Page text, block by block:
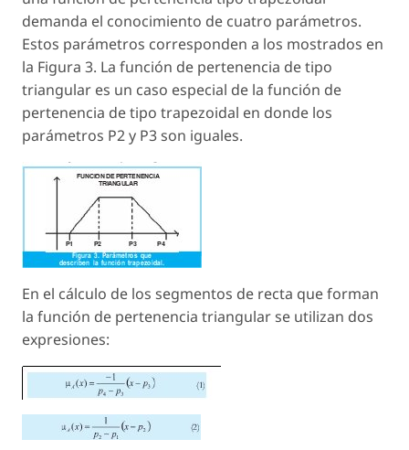
demanda el conocimiento de cuatro parámetros.
Estos parámetros corresponden a los mostrados en
la Figura 3. La función de pertenencia de tipo
triangular es un caso especial de la función de
pertenencia de tipo trapezoidal en donde los
parámetros P2 y P3 son iguales.
En el cálculo de los segmentos de recta que forman
la función de pertenencia triangular se utilizan dos
expresiones: